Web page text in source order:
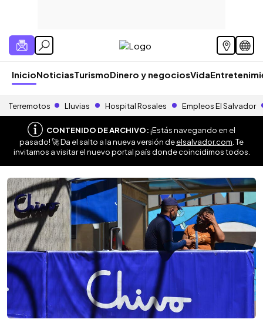
InicioNoticiasTurismoDinero y negociosVida
Terremotos Lluvias Hospital Rosales Empleos El Salvador
CONTENIDO DE ARCHIVO:¡Estás navegando en el
pasado! 🚀 Da el salto a la nueva versión deelsalvador.com . Te
invitamos a visitar el nuevo portal país donde coincidimos todos.